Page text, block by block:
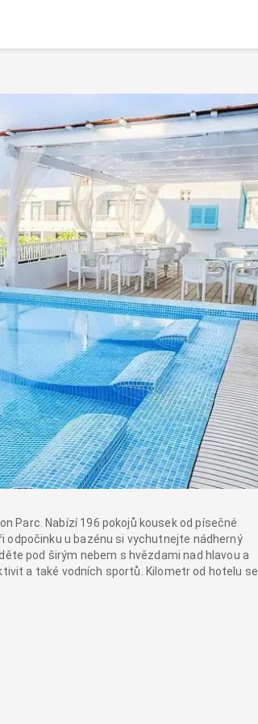
Parc. Nabízí 196 pokojů kousek od písečné
u bazénu si vychutnejte nádherný
pod širým nebem s hvězdami nad hlavou a
a také vodních sportů. Kilometr od hotelu se